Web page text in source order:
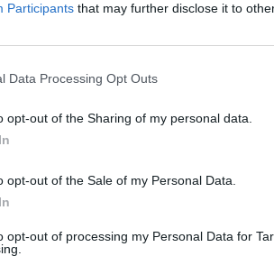
Participants that may further disclose it to
Data Processing Opt Outs
opt-out of the Sharing of my personal data.
opt-out of the Sale of my Personal Data.
opt-out of processing my Personal Data for